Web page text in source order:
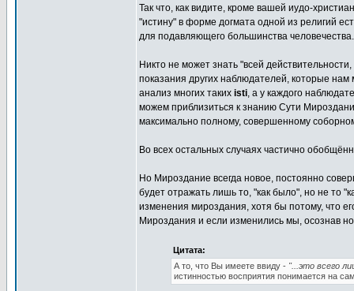
Так что, как видите, кроме вашей иудо-
"истину" в форме догмата одной из религий
для подавляющего большинства человечества.
Никто не может знать "всей
показания других наблюдателей, которые
анализ многих таких isti, а у каждого
можем приблизиться к знанию Сути
максимально полному, совершенному
Во всех остальных случаях частично
Но Мироздание всегда новое, постоянно
будет отражать лишь то, "как было", но не то
изменения мироздания, хотя бы потому, что
Мироздания и если изменились мы, осознав
Цитата:
А то, что Вы имеете ввиду - "...это всего
истинностью восприятия понимается на